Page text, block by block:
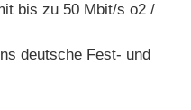
bis zu 50 Mbit/s o2 /
deutsche Fest- und